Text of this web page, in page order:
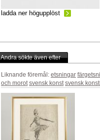
ladda ner högupplöst
Andra sökte även efter
Liknande föremål: etsningar
och morot svensk konst svensk